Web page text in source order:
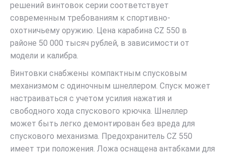
решений винтовок серии соответствует
современным требованиям к спортивно-
охотничьему оружию. Цена карабина CZ 550 в
районе 50 000 тысяч рублей, в зависимости от
модели и калибра.
Винтовки снабжены компактным спусковым
механизмом с одиночным шнеллером. Спуск может
настраиваться с учетом усилия нажатия и
свободного хода спускового крючка. Шнеллер
может быть легко демонтирован без вреда для
спускового механизма. Предохранитель CZ 550
имеет три положения. Ложа оснащена антабками для